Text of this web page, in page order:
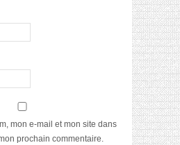
mon e-mail et mon site dans
prochain commentaire.